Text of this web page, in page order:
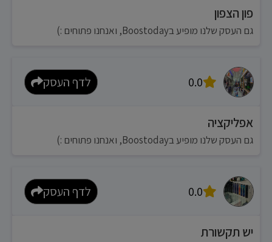
פון הצפון
גם העסק שלנו מופיע בBoostoday, ואנחנו פתוחים :)
0.0 לדף העסק
אפליקציה
גם העסק שלנו מופיע בBoostoday, ואנחנו פתוחים :)
0.0 לדף העסק
יש תקשורת